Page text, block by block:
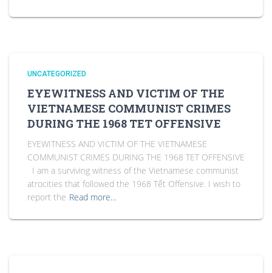
UNCATEGORIZED
EYEWITNESS AND VICTIM OF THE
VIETNAMESE COMMUNIST CRIMES
DURING THE 1968 TET OFFENSIVE
EYEWITNESS AND VICTIM OF THE VIETNAMESE
COMMUNIST CRIMES DURING THE 1968 TET OFFENSIVE
I am a surviving witness of the Vietnamese communist
atrocities that followed the 1968 Tết Offensive. I wish to
report the Read more…